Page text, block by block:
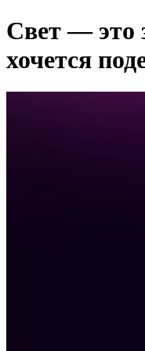
Свет — это
хочется